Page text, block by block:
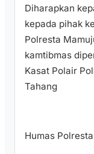
Diharapkan
kepada pihak
Polresta
kamtibmas
Kasat Polair
Tahang
Humas